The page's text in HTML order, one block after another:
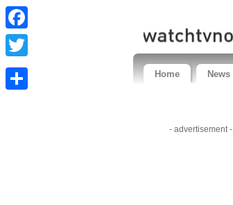
Facebook
Twitter
Home News
- advertisement -